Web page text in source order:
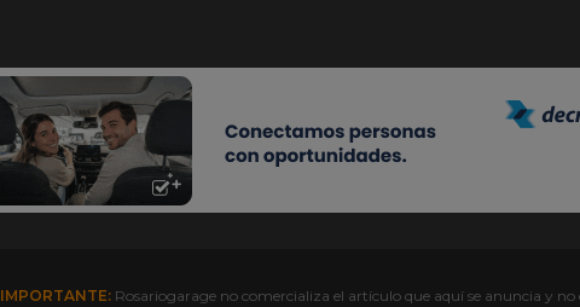
IMPORTANTE:Rosariogarage no comercializa el artículo que aquí se anuncia y no